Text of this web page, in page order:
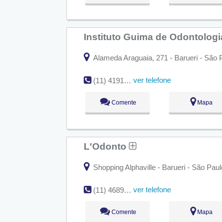
Instituto Guima de
Alameda Araguaia, 271 - Barueri - São
(11) 4191-5620 ver telefone
Comente Mapa
L'Odonto
Shopping Alphaville - Barueri - São
(11) 4689-0809 ver telefone
Comente Mapa